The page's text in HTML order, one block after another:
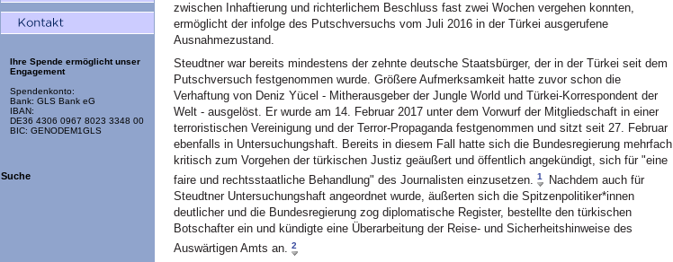
Ihre Spende ermöglicht unser
Engagement
Spendenkonto:
Bank: GLS Bank eG
IBAN:
DE36 4306 0967 8023 3348 00
BIC: GENODEM1GLS
Suche
zwischen Inhaftierung und richterlichem Beschluss fast zwei Wochen vergehen konnten,
ermöglicht der infolge des Putschversuchs vom Juli 2016 in der Türkei ausgerufene
Ausnahmezustand.
Steudtner war bereits mindestens der zehnte deutsche Staatsbürger, der in der Türkei seit dem
Putschversuch festgenommen wurde. Größere Aufmerksamkeit hatte zuvor schon die
Verhaftung von Deniz Yücel - Mitherausgeber der Jungle World und Türkei-Korrespondent der
Welt - ausgelöst. Er wurde am 14. Februar 2017 unter dem Vorwurf der Mitgliedschaft in einer
terroristischen Vereinigung und der Terror-Propaganda festgenommen und sitzt seit 27. Februar
ebenfalls in Untersuchungshaft. Bereits in diesem Fall hatte sich die Bundesregierung mehrfach
kritisch zum Vorgehen der türkischen Justiz geäußert und öffentlich angekündigt, sich für "eine
faire und rechtsstaatliche Behandlung" des Journalisten einzusetzen. 1
Nachdem auch für
Steudtner Untersuchungshaft angeordnet wurde, äußerten sich die Spitzenpolitiker*innen
deutlicher und die Bundesregierung zog diplomatische Register, bestellte den türkischen
Botschafter ein und kündigte eine Überarbeitung der Reise- und Sicherheitshinweise des
Auswärtigen Amts an. 2